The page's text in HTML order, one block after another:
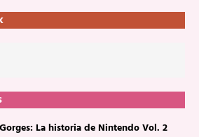
La historia de Nintendo Vol. 2